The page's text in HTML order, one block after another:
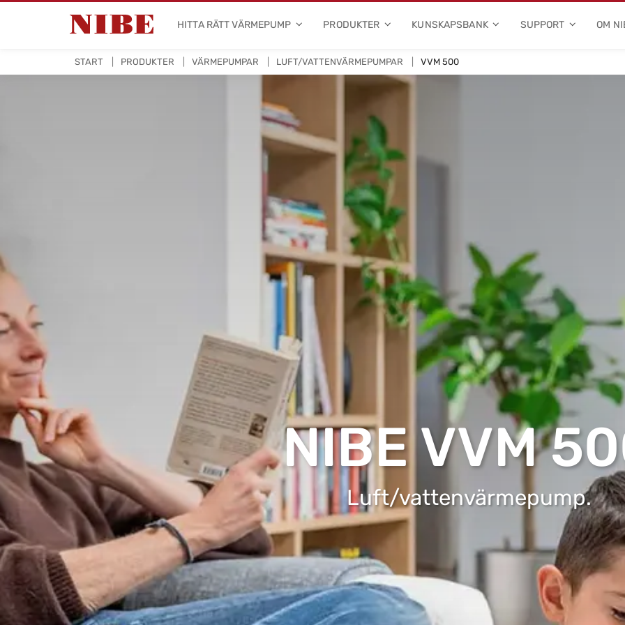
HITTA RÄTT VÄRMEPUMP PRODUKTER KUNSKAPSBANK SUPPORT OM
START PRODUKTER VÄRMEPUMPAR LUFT/VATTENVÄRMEPUMPAR VVM 500
NIBE VVM
Luft/vattenvärmepump.